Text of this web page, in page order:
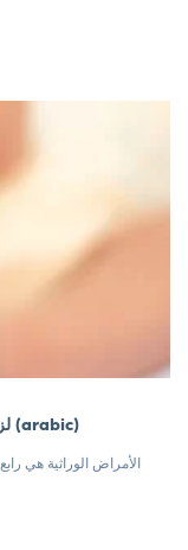
لزواج بين الأقارب يزيد من خطر الأمراض الوراثية (arabic)
الأمراض الوراثية هي